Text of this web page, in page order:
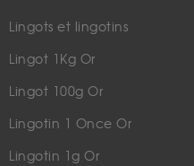
Lingots et lingotins
Lingot 1Kg Or
Lingot 100g Or
Lingotin 1 Once Or
Lingotin 1g Or